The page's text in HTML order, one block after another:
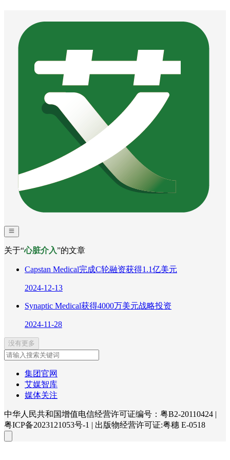
关于“心脏介入”的文章
Capstan Medical完成C轮融资获得1.1亿美元
2024-12-13
Synaptic Medical获得4000万美元战略投资
2024-11-28
没有更多
集团官网
艾媒智库
媒体关注
中华人民共和国增值电信经营许可证编号：粤B2-20110424 |
粤ICP备2023121053号-1 | 出版物经营许可证:粤穗 E-0518